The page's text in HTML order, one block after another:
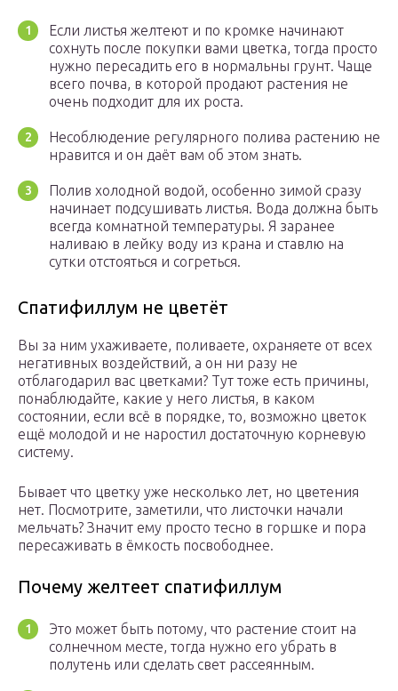
Если листья желтеют и по кромке начинают
сохнуть после покупки вами цветка, тогда просто
нужно пересадить его в нормальны грунт. Чаще
всего почва, в которой продают растения не
очень подходит для их роста.
Несоблюдение регулярного полива растению не
нравится и он даёт вам об этом знать.
Полив холодной водой, особенно зимой сразу
начинает подсушивать листья. Вода должна быть
всегда комнатной температуры. Я заранее
наливаю в лейку воду из крана и ставлю на
сутки отстояться и согреться.
Спатифиллум не цветёт
Вы за ним ухаживаете, поливаете, охраняете от всех
негативных воздействий, а он ни разу не
отблагодарил вас цветками? Тут тоже есть причины,
понаблюдайте, какие у него листья, в каком
состоянии, если всё в порядке, то, возможно цветок
ещё молодой и не наростил достаточную корневую
систему.
Бывает что цветку уже несколько лет, но цветения
нет. Посмотрите, заметили, что листочки начали
мельчать? Значит ему просто тесно в горшке и пора
пересаживать в ёмкость посвободнее.
Почему желтеет спатифиллум
Это может быть потому, что растение стоит на
солнечном месте, тогда нужно его убрать в
полутень или сделать свет рассеянным.